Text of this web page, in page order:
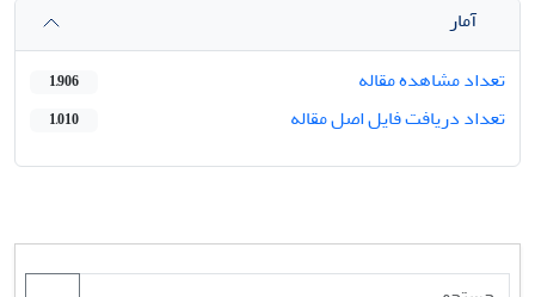
آمار
تعداد مشاهده مقاله
1,906
تعداد دریافت فایل اصل مقاله 1,010